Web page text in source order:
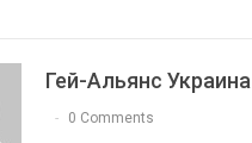
Гей-Альянс Украина
0 Comments